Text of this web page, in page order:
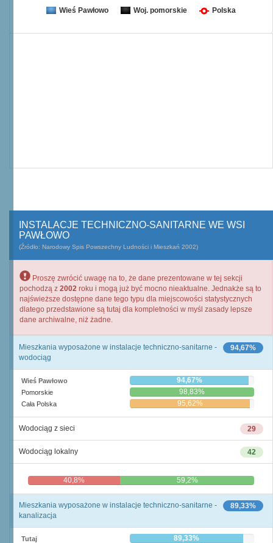
Wieś Pawłowo Woj. pomorskie Polska
INSTALACJE TECHNICZNO-SANITARNE WE WSI
PAWŁOWO
(Źródło: Narodowy Spis Powszechny Ludności i Mieszkań 2002)
Proszę zwrócić uwagę na to, że dane prezentowane w tej sekcji
pochodzą z 2002 roku i mogą już być mocno nieaktualne. Jednakże są to
najświeższe dostępne dane tego typu dla miejscowości statystycznych
dlatego przedstawione są tutaj dla kompletności w myśl zasady lepsze
dane archiwalne, niż żadne.
94,67%
Mieszkania wyposażone w instalacje techniczno-sanitarne -
wodociąg
Wieś Pawłowo 94,67%
Pomorskie 98,83%
Cała Polska 95,62%
29
Wodociąg z sieci
42
Wodociąg lokalny
40,8% 59,2%
89,33%
Mieszkania wyposażone w instalacje techniczno-sanitarne -
kanalizacja
Tutaj 89,33%